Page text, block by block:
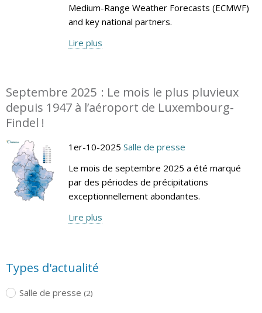
Medium-Range Weather Forecasts (ECMWF)
and key national partners.
Lire plus
Septembre 2025 : Le mois le plus pluvieux
depuis 1947 à l’aéroport de Luxembourg-
Findel !
1er-10-2025 Salle de presse
Le mois de septembre 2025 a été marqué
par des périodes de précipitations
exceptionnellement abondantes.
Lire plus
Types d'actualité
Salle de presse (2)